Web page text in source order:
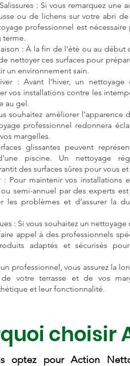
: Si vous remarquez une
ou de lichens sur votre abri
professionnel est
terme.
: À la fin de l'été ou au début
nettoyer ces surfaces pour
un environnement sain.
: Avant l'hiver, un nettoyage
vos installations contre les
au gel.
souhaitez améliorer l’apparence
professionnel redonnera
margelles.
glissantes peuvent
piscine. Un nettoyage
des surfaces sûres pour vous et
: Pour maintenir vos installations
semi-annuel par des experts
les problèmes et d’assurer la
: Si vous souhaitez un nettoyage
appel à des professionnels
adaptés et sécurisés
professionnel, vous assurez la
votre terrasse et de vos
et leur fonctionnalité.
choisir
optez pour Action